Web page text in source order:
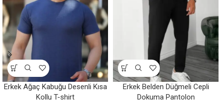
Erkek Ağaç Kabuğu Desenli Kısa
Kollu T-shirt
Erkek Belden Düğmeli Cepli
Dokuma Pantolon